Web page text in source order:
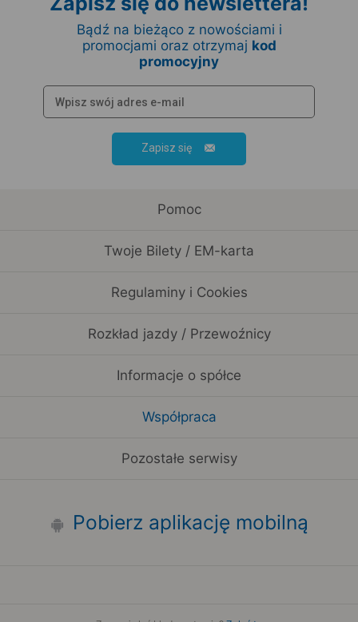
Bądź na bieżąco z nowościami i
promocjami oraz otrzymaj kod
promocyjny
Zapisz się
Pomoc
Twoje Bilety / EM-karta
Regulaminy i Cookies
Rozkład jazdy / Przewoźnicy
Informacje o spółce
Współpraca
Pozostałe serwisy
Pobierz aplikację mobilną